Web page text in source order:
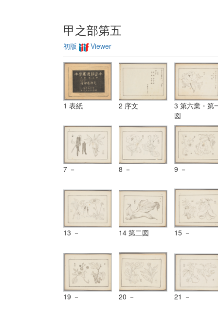
甲之部第五
初版 Viewer
1 表紙 2 序文
3 第六業・第
図
7 － 8 － 9 －
13 － 14 第二図 15 －
19 － 20 － 21 －